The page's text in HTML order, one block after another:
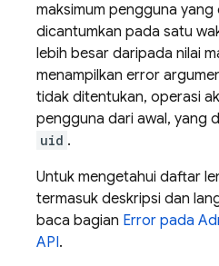
maksimum pengguna yang
dicantumkan pada satu
lebih besar daripada nilai
menampilkan error
tidak ditentukan, operasi
pengguna dari awal, yang
uid .
Untuk mengetahui daftar
termasuk deskripsi dan
baca bagian Error pada
API.